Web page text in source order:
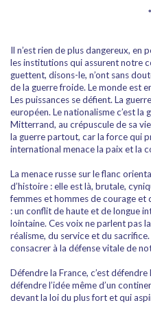
Il n’est rien de plus dangereux, en
les institutions qui assurent notre
guettent, disons-le, n’ont sans
de la guerre froide. Le monde est
Les puissances se défient. La
européen. Le nationalisme c’est la
Mitterrand, au crépuscule de sa
la guerre partout, car la force qui
international menace la paix et la
La menace russe sur le flanc
d’histoire : elle est là, brutale,
femmes et hommes de courage
: un conflit de haute et de longue
lointaine. Ces voix ne parlent pas
réalisme, du service et du
consacrer à la défense vitale de
Défendre la France, c’est défendre
défendre l’idée même d’un
devant la loi du plus fort et qui